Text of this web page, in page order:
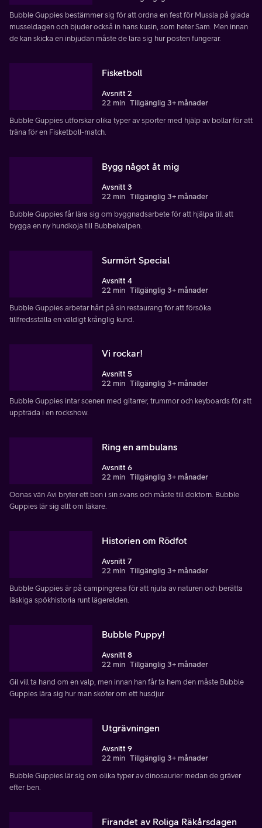
Bubble Guppies bestämmer sig för att ordna en fest för Mussla på glada
musseldagen och bjuder också in hans kusin, som heter Sam. Men innan
de kan skicka en inbjudan måste de lära sig hur posten fungerar.
Fisketboll
Avsnitt 2
22 min Tillgänglig 3+ månader
Bubble Guppies utforskar olika typer av sporter med hjälp av bollar för att
träna för en Fisketboll-match.
Bygg något åt mig
Avsnitt 3
22 min Tillgänglig 3+ månader
Bubble Guppies får lära sig om byggnadsarbete för att hjälpa till att
bygga en ny hundkoja till Bubbelvalpen.
Surmört Special
Avsnitt 4
22 min Tillgänglig 3+ månader
Bubble Guppies arbetar hårt på sin restaurang för att försöka
tillfredsställa en väldigt krånglig kund.
Vi rockar!
Avsnitt 5
22 min Tillgänglig 3+ månader
Bubble Guppies intar scenen med gitarrer, trummor och keyboards för att
uppträda i en rockshow.
Ring en ambulans
Avsnitt 6
22 min Tillgänglig 3+ månader
Oonas vän Avi bryter ett ben i sin svans och måste till doktorn. Bubble
Guppies lär sig allt om läkare.
Historien om Rödfot
Avsnitt 7
22 min Tillgänglig 3+ månader
Bubble Guppies är på campingresa för att njuta av naturen och berätta
läskiga spökhistoria runt lägerelden.
Bubble Puppy!
Avsnitt 8
22 min Tillgänglig 3+ månader
Gil vill ta hand om en valp, men innan han får ta hem den måste Bubble
Guppies lära sig hur man sköter om ett husdjur.
Utgrävningen
Avsnitt 9
22 min Tillgänglig 3+ månader
Bubble Guppies lär sig om olika typer av dinosaurier medan de gräver
efter ben.
Firandet av Roliga Räkårsdagen